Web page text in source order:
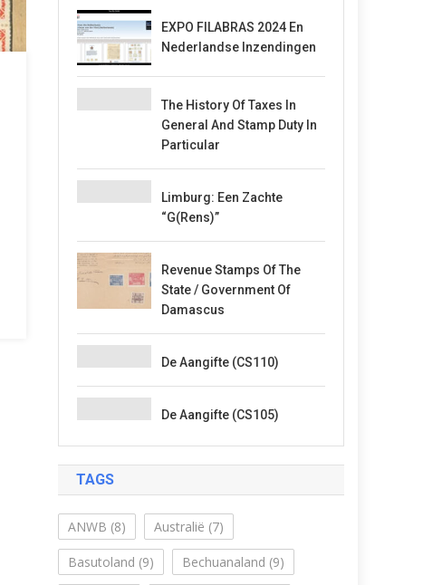
EXPO FILABRAS 2024 En
Nederlandse Inzendingen
The History Of Taxes In
General And Stamp Duty In
Particular
Limburg: Een Zachte
“G(rens)”
Revenue Stamps Of The
State / Government Of
Damascus
De Aangifte (CS110)
De Aangifte (CS105)
TAGS
ANWB (8) Australië (7)
Basutoland (9) Bechuanaland (9)